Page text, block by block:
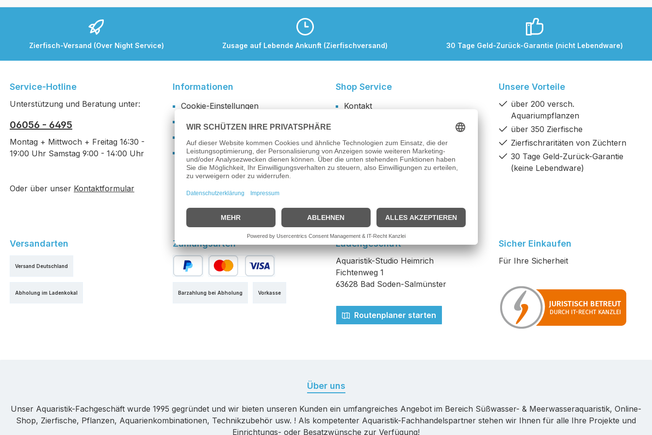
Zierfisch-Versand (Over Night Service) Zusage auf Lebende Ankunft (Zierfischversand) 30 Tage Geld-Zurück-Garantie (nicht Lebendware)
Service-Hotline
Unterstützung und Beratung unter:
06056 - 6495
Montag + Mittwoch + Freitag 16:30 -
19:00 Uhr Samstag 9:00 - 14:00 Uhr
Oder über unser Kontaktformular
Informationen
Cookie-Einstellungen
Wegbeschreibung
Impressum
Shop Service
Kontakt
Versand- & Zahlungsbedingungen
Widerrufsformular
AGB
Unsere Vorteile
über 200 versch.
Aquariumpflanzen
über 350 Zierfische
Zierfischraritäten von Züchtern
30 Tage Geld-Zurück-Garantie
(keine Lebendware)
Versandarten
Versand Deutschland
Abholung im Ladenkokal
Zahlungsarten
Vorkasse
Barzahlung bei Abholung
Ladengeschäft
Aquaristik-Studio Heimrich
Fichtenweg 1
63628 Bad Soden-Salmünster
Routenplaner starten
Sicher Einkaufen
Für Ihre Sicherheit
Über uns
Unser Aquaristik-Fachgeschäft wurde 1995 gegründet und wir bieten unseren Kunden ein umfangreiches Angebot im Bereich Süßwasser- & Meerwasseraquaristik, Online-
Shop, Zierfische, Pflanzen, Aquarienkombinationen, Technikzubehör usw. ! Als kompetenter Aquaristik-Fachhandelspartner stehen wir Ihnen für alle Ihre Projekte und
Einrichtungs- oder Besatzwünsche zur Verfügung!